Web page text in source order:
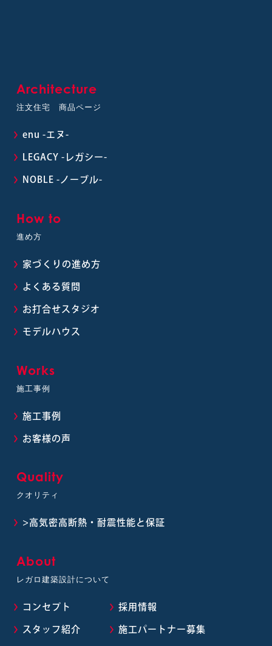
Architecture
注文住宅 商品ページ
enu -エヌ-
LEGACY -レガシー-
NOBLE -ノーブル-
How to
進め方
家づくりの進め方
よくある質問
お打合せスタジオ
モデルハウス
Works
施工事例
施工事例
お客様の声
Quality
クオリティ
>高気密高断熱・耐震性能と保証
About
レガロ建築設計について
コンセプト 採用情報
スタッフ紹介 施工パートナー募集